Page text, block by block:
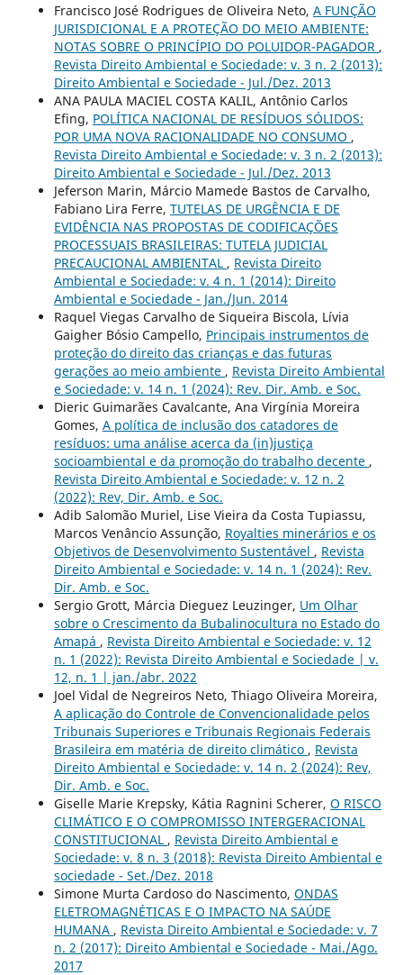
Francisco José Rodrigues de Oliveira Neto, A FUNÇÃO
JURISDICIONAL E A PROTEÇÃO DO MEIO AMBIENTE:
NOTAS SOBRE O PRINCÍPIO DO POLUIDOR-PAGADOR ,
Revista Direito Ambiental e Sociedade: v. 3 n. 2 (2013):
Direito Ambiental e Sociedade - Jul./Dez. 2013
ANA PAULA MACIEL COSTA KALIL, Antônio Carlos
Efing, POLÍTICA NACIONAL DE RESÍDUOS SÓLIDOS:
POR UMA NOVA RACIONALIDADE NO CONSUMO ,
Revista Direito Ambiental e Sociedade: v. 3 n. 2 (2013):
Direito Ambiental e Sociedade - Jul./Dez. 2013
Jeferson Marin, Márcio Mamede Bastos de Carvalho,
Fabiano Lira Ferre, TUTELAS DE URGÊNCIA E DE
EVIDÊNCIA NAS PROPOSTAS DE CODIFICAÇÕES
PROCESSUAIS BRASILEIRAS: TUTELA JUDICIAL
PRECAUCIONAL AMBIENTAL , Revista Direito
Ambiental e Sociedade: v. 4 n. 1 (2014): Direito
Ambiental e Sociedade - Jan./Jun. 2014
Raquel Viegas Carvalho de Siqueira Biscola, Lívia
Gaigher Bósio Campello, Principais instrumentos de
proteção do direito das crianças e das futuras
gerações ao meio ambiente , Revista Direito Ambiental
e Sociedade: v. 14 n. 1 (2024): Rev. Dir. Amb. e Soc.
Dieric Guimarães Cavalcante, Ana Virgínia Moreira
Gomes, A política de inclusão dos catadores de
resíduos: uma análise acerca da (in)justiça
socioambiental e da promoção do trabalho decente ,
Revista Direito Ambiental e Sociedade: v. 12 n. 2
(2022): Rev, Dir. Amb. e Soc.
Adib Salomão Muriel, Lise Vieira da Costa Tupiassu,
Marcos Venâncio Assunção, Royalties minerários e os
Objetivos de Desenvolvimento Sustentável , Revista
Direito Ambiental e Sociedade: v. 14 n. 1 (2024): Rev.
Dir. Amb. e Soc.
Sergio Grott, Márcia Dieguez Leuzinger, Um Olhar
sobre o Crescimento da Bubalinocultura no Estado do
Amapá , Revista Direito Ambiental e Sociedade: v. 12
n. 1 (2022): Revista Direito Ambiental e Sociedade | v.
12, n. 1 | jan./abr. 2022
Joel Vidal de Negreiros Neto, Thiago Oliveira Moreira,
A aplicação do Controle de Convencionalidade pelos
Tribunais Superiores e Tribunais Regionais Federais
Brasileira em matéria de direito climático , Revista
Direito Ambiental e Sociedade: v. 14 n. 2 (2024): Rev,
Dir. Amb. e Soc.
Giselle Marie Krepsky, Kátia Ragnini Scherer, O RISCO
CLIMÁTICO E O COMPROMISSO INTERGERACIONAL
CONSTITUCIONAL , Revista Direito Ambiental e
Sociedade: v. 8 n. 3 (2018): Revista Direito Ambiental e
sociedade - Set./Dez. 2018
Simone Murta Cardoso do Nascimento, ONDAS
ELETROMAGNÉTICAS E O IMPACTO NA SAÚDE
HUMANA , Revista Direito Ambiental e Sociedade: v. 7
n. 2 (2017): Direito Ambiental e Sociedade - Mai./Ago.
2017